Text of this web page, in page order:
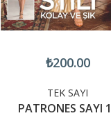
₺200.00
TEK SAYI
PATRONES SAYI